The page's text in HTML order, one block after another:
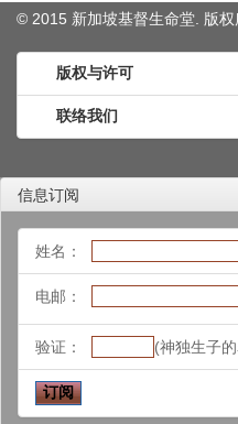
© 2015 新加坡基督生命堂. 版权
版权与许可
联络我们
信息订阅
姓名：
电邮：
验证： (神独生子